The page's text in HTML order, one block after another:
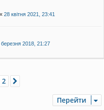
« 28 квітня 2021, 23:41
березня 2018, 21:27
2
Перейти